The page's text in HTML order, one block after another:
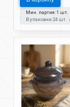
Мин. партия: 1 шт.
В упаковке:24 шт.